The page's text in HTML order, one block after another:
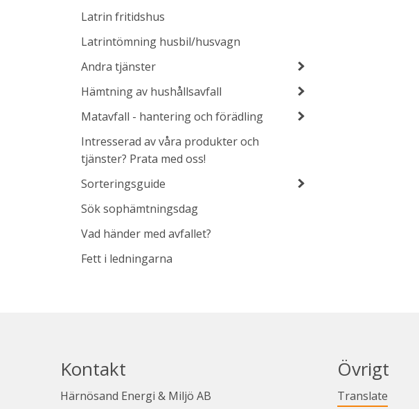
Latrin fritidshus
Latrintömning husbil/husvagn
Andra tjänster
Hämtning av hushållsavfall
Matavfall - hantering och förädling
Intresserad av våra produkter och
tjänster? Prata med oss!
Sorteringsguide
Sök sophämtningsdag
Vad händer med avfallet?
Fett i ledningarna
Kontakt
Härnösand Energi & Miljö AB
Övrigt
Translate